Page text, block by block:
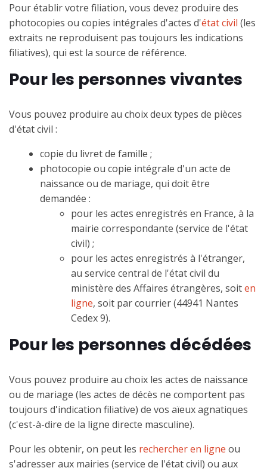
Pour établir votre filiation, vous devez produire des
photocopies ou copies intégrales d'actes d'état civil (les
extraits ne reproduisent pas toujours les indications
filiatives), qui est la source de référence.
Pour les personnes vivantes
Vous pouvez produire au choix deux types de pièces
d'état civil :
copie du livret de famille ;
photocopie ou copie intégrale d'un acte de
naissance ou de mariage, qui doit être
demandée :
pour les actes enregistrés en France, à la
mairie correspondante (service de l'état
civil) ;
pour les actes enregistrés à l'étranger,
au service central de l'état civil du
ministère des Affaires étrangères, soiten
ligne, soit par courrier (44941 Nantes
Cedex 9).
Pour les personnes décédées
Vous pouvez produire au choix les actes de naissance
ou de mariage (les actes de décès ne comportent pas
toujours d'indication filiative) de vos aïeux agnatiques
(c'est-à-dire de la ligne directe masculine).
Pour les obtenir, on peut les rechercher en ligne ou
s'adresser aux mairies (service de l'état civil) ou aux